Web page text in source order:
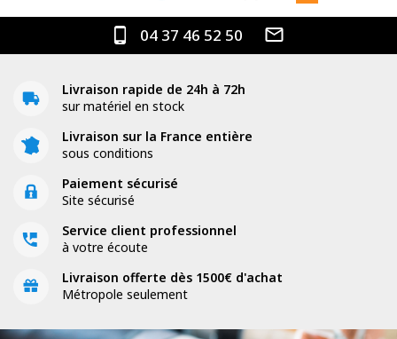
04 37 46 52 50
Livraison rapide de 24h à 72h
sur matériel en stock
Livraison sur la France entière
sous conditions
Paiement sécurisé
Site sécurisé
Service client professionnel
à votre écoute
Livraison offerte dès 1500€ d'achat
Métropole seulement